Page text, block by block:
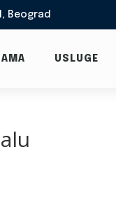
Beograd
USLUGE